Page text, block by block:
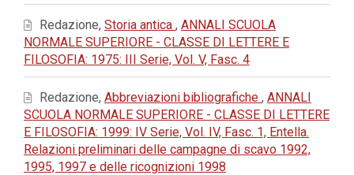
Redazione, Storia antica , ANNALI SCUOLA
NORMALE SUPERIORE - CLASSE DI LETTERE E
FILOSOFIA: 1975: III Serie, Vol. V, Fasc. 4
Redazione, Abbreviazioni bibliografiche , ANNALI
SCUOLA NORMALE SUPERIORE - CLASSE DI LETTERE
E FILOSOFIA: 1999: IV Serie, Vol. IV, Fasc. 1, Entella.
Relazioni preliminari delle campagne di scavo 1992,
1995, 1997 e delle ricognizioni 1998